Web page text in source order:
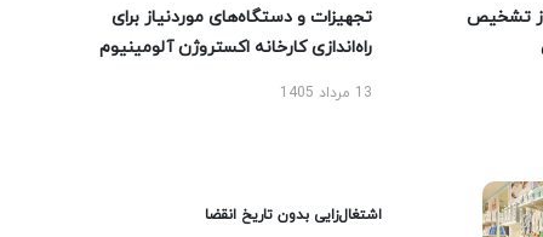
تشخیص
تجهیزات و دستگاه‌های موردنیاز برای
راه‌اندازی کارخانه اکستروژن آلومینیوم
13 مرداد 1405
اشتغال‌زایی بدون تاریخ انقضا